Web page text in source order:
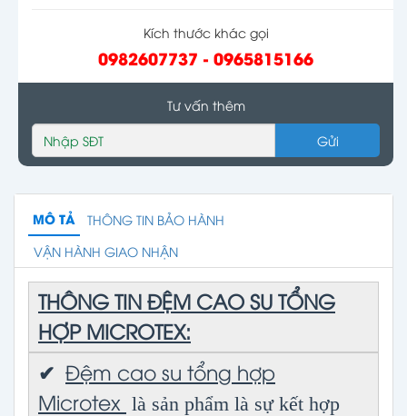
Kích thước khác gọi
0982607737 - 0965815166
Tư vấn thêm
Gửi
MÔ TẢ
THÔNG TIN BẢO HÀNH
VẬN HÀNH GIAO NHẬN
THÔNG TIN ĐỆM CAO SU TỔNG
HỢP MICROTEX:
✔ Đệm cao su tổng hợp
Microtex là sản phẩm là sự kết hợp